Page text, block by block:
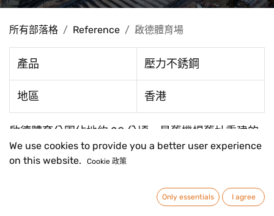
所有部落格 Reference 啟德體育場
產品 壓力不銹鋼
地區 香港
啟德體育公園佔地約 28 公頃，是舊機場舊址重建的
重點，為各種興趣提供世界級的目的地。
可客製化的座椅和舞台設置，可舉辦國際比賽和大型
We use cookies to provide you a better user experience
on this website.
Cookie 政策
Only essentials I agree